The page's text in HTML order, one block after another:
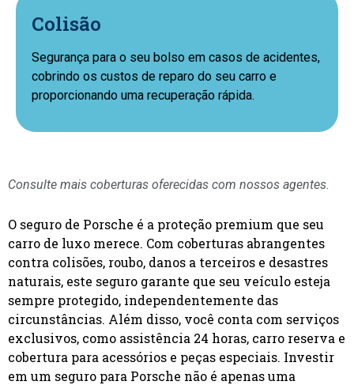
Colisão
Segurança para o seu bolso em casos de acidentes,
cobrindo os custos de reparo do seu carro e
proporcionando uma recuperação rápida.
Consulte mais coberturas oferecidas com nossos agentes.
O seguro de Porsche é a proteção premium que seu
carro de luxo merece. Com coberturas abrangentes
contra colisões, roubo, danos a terceiros e desastres
naturais, este seguro garante que seu veículo esteja
sempre protegido, independentemente das
circunstâncias. Além disso, você conta com serviços
exclusivos, como assistência 24 horas, carro reserva e
cobertura para acessórios e peças especiais. Investir
em um seguro para Porsche não é apenas uma